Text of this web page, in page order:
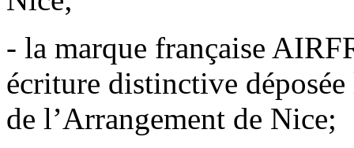
- la marque française
écriture distinctive
de l’Arrangement de Nice;